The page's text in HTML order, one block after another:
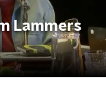
Lammers